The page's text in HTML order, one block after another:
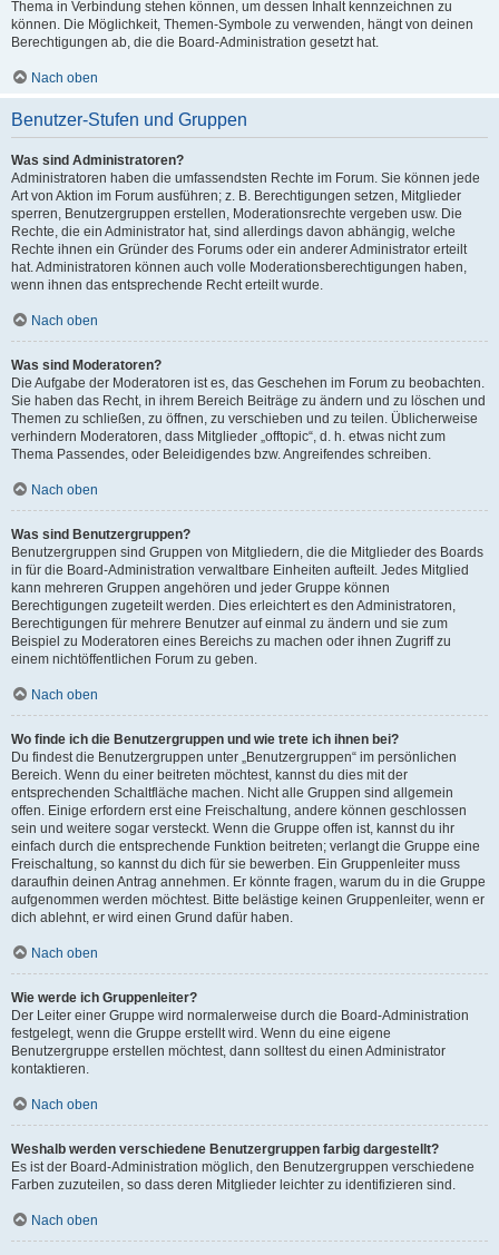
Thema in Verbindung stehen können, um dessen Inhalt kennzeichnen zu
können. Die Möglichkeit, Themen-Symbole zu verwenden, hängt von deinen
Berechtigungen ab, die die Board-Administration gesetzt hat.
Nach oben
Benutzer-Stufen und Gruppen
Was sind Administratoren?
Administratoren haben die umfassendsten Rechte im Forum. Sie können jede
Art von Aktion im Forum ausführen; z. B. Berechtigungen setzen, Mitglieder
sperren, Benutzergruppen erstellen, Moderationsrechte vergeben usw. Die
Rechte, die ein Administrator hat, sind allerdings davon abhängig, welche
Rechte ihnen ein Gründer des Forums oder ein anderer Administrator erteilt
hat. Administratoren können auch volle Moderationsberechtigungen haben,
wenn ihnen das entsprechende Recht erteilt wurde.
Nach oben
Was sind Moderatoren?
Die Aufgabe der Moderatoren ist es, das Geschehen im Forum zu beobachten.
Sie haben das Recht, in ihrem Bereich Beiträge zu ändern und zu löschen und
Themen zu schließen, zu öffnen, zu verschieben und zu teilen. Üblicherweise
verhindern Moderatoren, dass Mitglieder „offtopic“, d. h. etwas nicht zum
Thema Passendes, oder Beleidigendes bzw. Angreifendes schreiben.
Nach oben
Was sind Benutzergruppen?
Benutzergruppen sind Gruppen von Mitgliedern, die die Mitglieder des Boards
in für die Board-Administration verwaltbare Einheiten aufteilt. Jedes Mitglied
kann mehreren Gruppen angehören und jeder Gruppe können
Berechtigungen zugeteilt werden. Dies erleichtert es den Administratoren,
Berechtigungen für mehrere Benutzer auf einmal zu ändern und sie zum
Beispiel zu Moderatoren eines Bereichs zu machen oder ihnen Zugriff zu
einem nichtöffentlichen Forum zu geben.
Nach oben
Wo finde ich die Benutzergruppen und wie trete ich ihnen bei?
Du findest die Benutzergruppen unter „Benutzergruppen“ im persönlichen
Bereich. Wenn du einer beitreten möchtest, kannst du dies mit der
entsprechenden Schaltfläche machen. Nicht alle Gruppen sind allgemein
offen. Einige erfordern erst eine Freischaltung, andere können geschlossen
sein und weitere sogar versteckt. Wenn die Gruppe offen ist, kannst du ihr
einfach durch die entsprechende Funktion beitreten; verlangt die Gruppe eine
Freischaltung, so kannst du dich für sie bewerben. Ein Gruppenleiter muss
daraufhin deinen Antrag annehmen. Er könnte fragen, warum du in die Gruppe
aufgenommen werden möchtest. Bitte belästige keinen Gruppenleiter, wenn er
dich ablehnt, er wird einen Grund dafür haben.
Nach oben
Wie werde ich Gruppenleiter?
Der Leiter einer Gruppe wird normalerweise durch die Board-Administration
festgelegt, wenn die Gruppe erstellt wird. Wenn du eine eigene
Benutzergruppe erstellen möchtest, dann solltest du einen Administrator
kontaktieren.
Nach oben
Weshalb werden verschiedene Benutzergruppen farbig dargestellt?
Es ist der Board-Administration möglich, den Benutzergruppen verschiedene
Farben zuzuteilen, so dass deren Mitglieder leichter zu identifizieren sind.
Nach oben